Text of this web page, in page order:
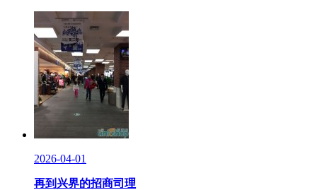
2026-04-01
再到兴界的招商司理